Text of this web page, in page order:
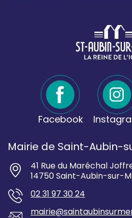
Facebook
Mairie de Saint-Aubin-
41 Rue du Maréchal
14750 Saint-Aubin-sur-
02 31 97 30 24